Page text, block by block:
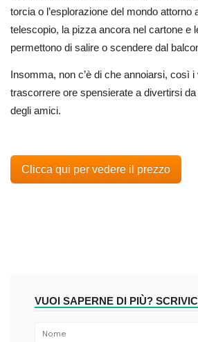
torcia o l’esplorazione del mondo attorno
telescopio, la pizza ancora nel cartone e
permettono di salire o scendere dal
Insomma, non c’è di che annoiarsi, così
trascorrere ore spensierate a divertirsi
degli amici.
Clicca qui per vedere il prezzo
VUOI SAPERNE DI PIÙ?